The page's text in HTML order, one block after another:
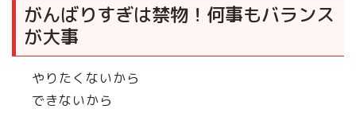
がんばりすぎは禁物！何事もバランス
が大事
やりたくないから
できないから